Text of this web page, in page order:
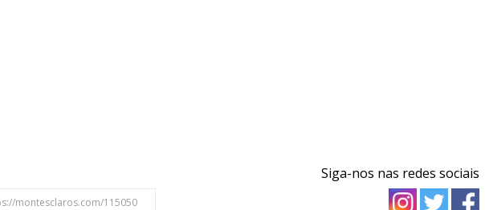
Siga-nos nas redes sociais